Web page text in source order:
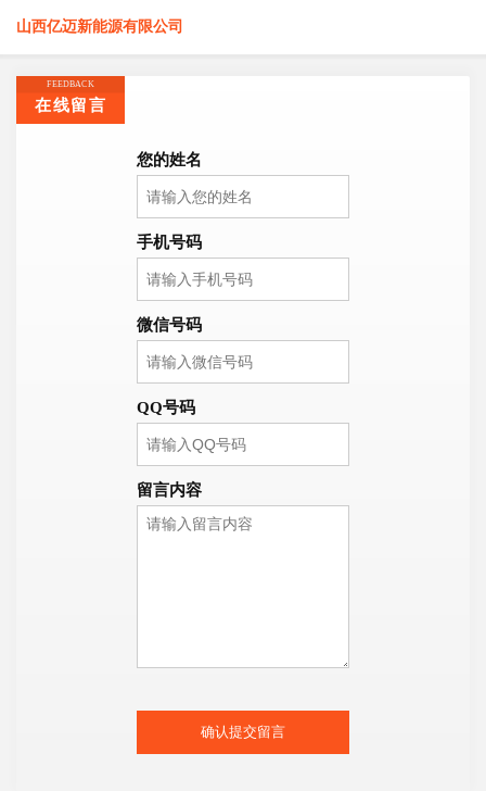
山西亿迈新能源有限公司
FEEDBACK
在线留言
您的姓名
手机号码
微信号码
QQ号码
留言内容
确认提交留言